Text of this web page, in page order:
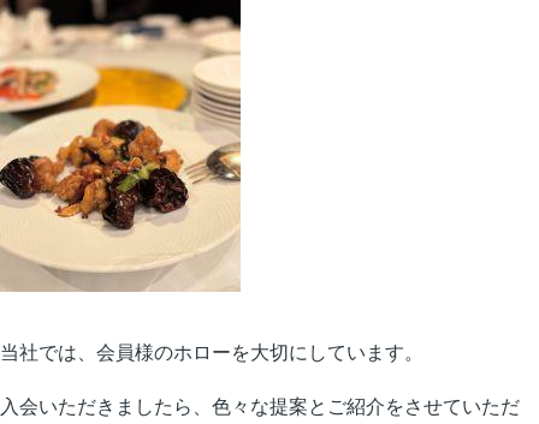
当社では、会員様のホローを大切にしています。
入会いただきましたら、色々な提案とご紹介をさせていただ